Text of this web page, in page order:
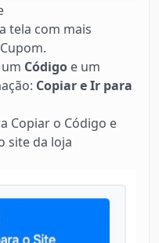
tela com mais
Código e um
Copiar e Ir para
Copiar o Código e
site da loja